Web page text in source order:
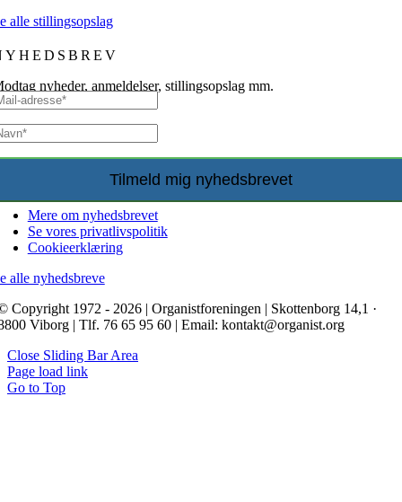
alle stillingsopslag
nyheder, anmeldelser, stillingsopslag mm.
Mere om nyhedsbrevet
Se vores privatlivspolitik
Cookieerklæring
alle nyhedsbreve
Copyright 1972 - 2026 | Organistforeningen | Skottenborg 14,1 ·
Viborg | Tlf. 76 65 95 60 | Email: kontakt@organist.org
Close Sliding Bar Area
Page load link
Go to Top